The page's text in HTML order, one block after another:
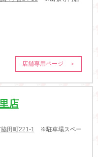
店舗専用ページ ＞
店
田町221-1 ※駐車場スペー